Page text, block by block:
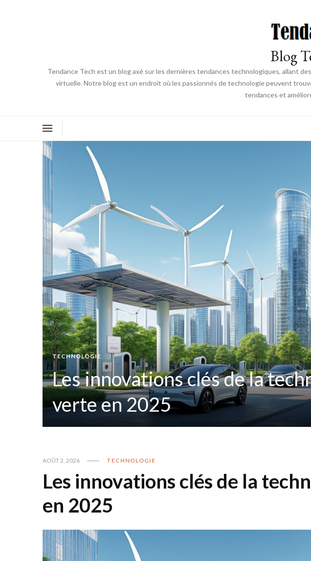
Blog
Tendance Tech est un blog axé sur les dernières tendances technologiques, allant
virtuelle. Notre blog est un endroit où les passionnés de technologie peuvent
tendances et
TECHNOLOGIE
Les innovations clés de la
verte en 2025
AOÛT 2, 2026 TECHNOLOGIE
Les innovations clés de la
en 2025